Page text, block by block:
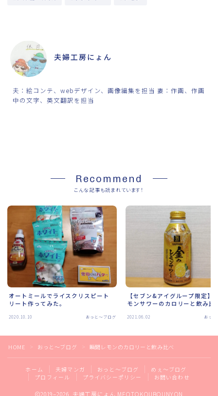
夫婦工房にょん
夫：絵コンテ、webデザイン、画像編集を担当 妻：作画、作画
中の文字、英文翻訳を担当
Recommend
こんな記事も読まれています！
オートミールでライスクリスピート
リート作ってみた。
2020.10.10 おっと～ブログ
【セブン&アイグループ限定】
モンサワーのカロリーと飲み比
2021.06.02 おっ
HOME ＞ おっと～ブログ ＞ 瞬間レモンのカロリーと飲み比べ
ホーム 夫婦マンガ おっと～ブログ
めぇ～ブログ
プロフィール
プライバシーポリシー お問い合わせ
2019–2026 夫婦工房にょん MEOTOKOUBOUNYON